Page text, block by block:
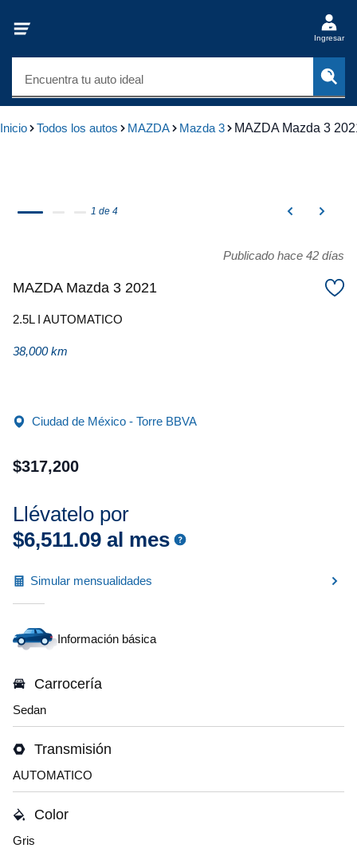
Ingresar
Encuentra tu auto ideal
Inicio Todos los autos MAZDA Mazda 3 MAZDA Mazda 3
1 de 4
Publicado hace 42 días
MAZDA Mazda 3 2021
2.5L I AUTOMATICO
38,000 km
Ciudad de México - Torre BBVA
$317,200
Llévatelo por
$6,511.09 al mes
Simular mensualidades
Información básica
Carrocería
Sedan
Transmisión
AUTOMATICO
Color
Gris